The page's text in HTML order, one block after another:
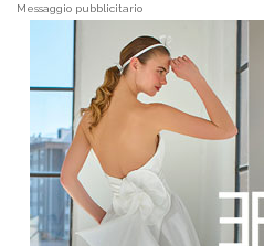
Messaggio pubblicitario